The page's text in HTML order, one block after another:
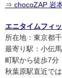
⇒ chocoZAP 岩
エニタイムフィ
所在地：東京都
最寄り駅：小伝
町駅から徒歩7分
秋葉原駅直近で